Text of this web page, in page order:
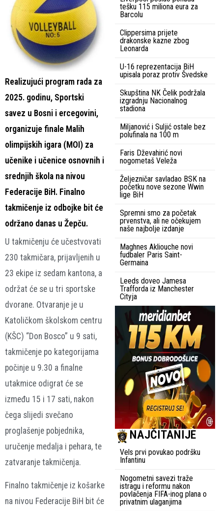
Realizujući program rada za
2025. godinu, Sportski
savez u Bosni i ercegovini,
organizuje finale Malih
olimpijskih igara (MOI) za
učenike i učenice osnovnih i
srednjih škola na nivou
Federacije BiH. Finalno
takmičenje iz odbojke bit će
održano danas u Žepču.
U takmičenju će učestvovati
230 takmičara, prijavljenih u
23 ekipe iz sedam kantona, a
održat će se u tri sportske
dvorane. Otvaranje je u
Katoličkom školskom centru
(KŠC) “Don Bosco” u 9 sati,
takmičenje po kategorijama
počinje u 9.30 a finalne
utakmice odigrat će se
između 15 i 17 sati, nakon
čega slijedi svečano
proglašenje pobjednika,
uručenje medalja i pehara, te
zatvaranje takmičenja.
Finalno takmičenje iz košarke
na nivou Federacije BiH bit će
tešku 115 miliona eura za
Barcolu
Clippersima prijete
drakonske kazne zbog
Leonarda
U-16 reprezentacija BiH
upisala poraz protiv Švedske
Skupština NK Čelik podržala
izgradnju Nacionalnog
stadiona
Miljanović i Suljić ostale bez
polufinala na 100 m
Faris Dževahirić novi
nogometaš Veleža
Željezničar savladao BSK na
početku nove sezone Wwin
lige BiH
Spremni smo za početak
prvenstva, ali ne očekujem
naše najbolje izdanje
Maghnes Akliouche novi
fudbaler Paris Saint-
Germaina
Leeds doveo Jamesa
Trafforda iz Manchester
Cityja
NAJČITANIJE
Vels prvi povukao podršku
Infantinu
Nogometni savezi traže
istragu i reformu nakon
povlačenja FIFA-inog plana o
privatnim ulaganjima